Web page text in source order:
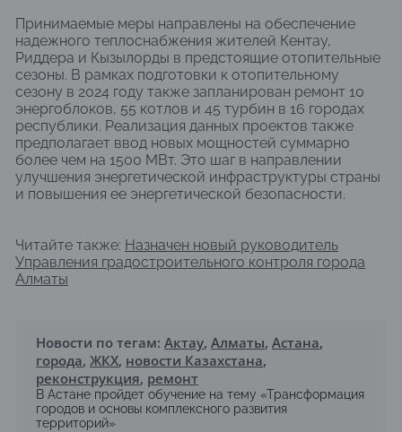
Принимаемые меры направлены на обеспечение
надежного теплоснабжения жителей Кентау,
Риддера и Кызылорды в предстоящие отопительные
сезоны. В рамках подготовки к отопительному
сезону в 2024 году также запланирован ремонт 10
энергоблоков, 55 котлов и 45 турбин в 16 городах
республики. Реализация данных проектов также
предполагает ввод новых мощностей суммарно
более чем на 1500 МВт. Это шаг в направлении
улучшения энергетической инфраструктуры страны
и повышения ее энергетической безопасности.
Читайте также: Назначен новый руководитель
Управления градостроительного контроля города
Алматы
Новости по тегам: Актау, Алматы, Астана,
города, ЖКХ, новости Казахстана,
реконструкция, ремонт
В Астане пройдет обучение на тему «Трансформация
городов и основы комплексного развития
территорий»